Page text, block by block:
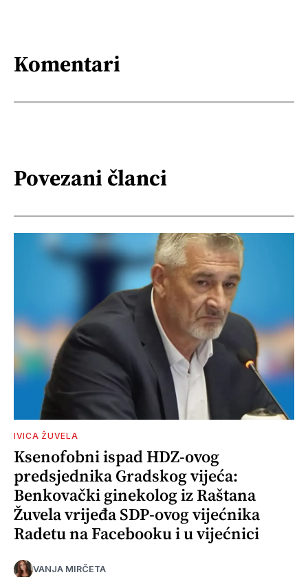
Komentari
Povezani članci
IVICA ŽUVELA
Ksenofobni ispad HDZ-ovog
predsjednika Gradskog vijeća:
Benkovački ginekolog iz Raštana
Žuvela vrijeđa SDP-ovog vijećnika
Radetu na Facebooku i u vijećnici
VANJA MIRČETA